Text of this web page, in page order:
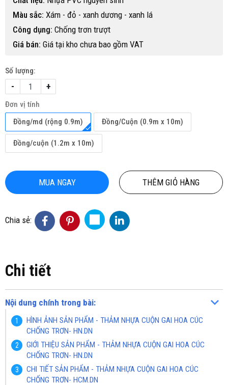
Màu sắc: Xám - đỏ - xanh dương - xanh lá
Công dụng: Chống trơn trượt
Giá bán: Giá tại kho chưa bao gồm VAT
Số lượng:
- +
Đơn vị tính
Đồng/md (rộng 0.9m)
Đồng/Cuộn (0.9m x 10m)
Đồng/cuộn (1.2m x 10m)
MUA NGAY THÊM GIỎ HÀNG
Chia sẻ:
Chi tiết
Nội dung chính trong bài:
HÌNH ẢNH SẢN PHẨM - THẢM NHỰA CUỘN GAI HOA CÚC
CHỐNG TRƠN- HN.DN
GIỚI THIỆU SẢN PHẨM - THẢM NHỰA CUỘN GAI HOA CÚC
CHỐNG TRƠN- HN.DN
CHI TIẾT SẢN PHẨM - THẢM NHỰA CUỘN GAI HOA CÚC
CHỐNG TRƠN- HCM.DN